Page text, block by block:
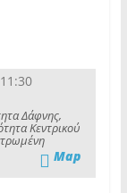
11:30
Δάφνης,
Κεντρικού
Map